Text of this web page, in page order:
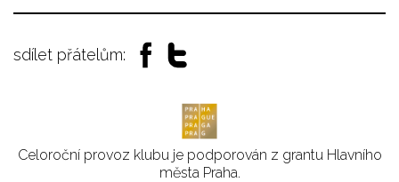
sdílet přátelům:
Celoroční provoz klubu je podporován z grantu Hlavního
města Praha.